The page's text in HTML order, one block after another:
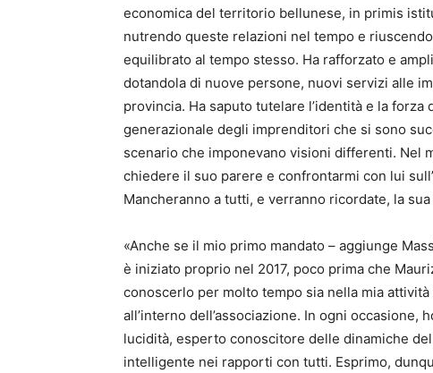
economica del territorio bellunese, in primis
nutrendo queste relazioni nel tempo e
equilibrato al tempo stesso. Ha rafforzato e
dotandola di nuove persone, nuovi servizi alle
provincia. Ha saputo tutelare l’identità e la
generazionale degli imprenditori che si sono
scenario che imponevano visioni differenti. Nel
chiedere il suo parere e confrontarmi con lui
Mancheranno a tutti, e verranno ricordate, la
«Anche se il mio primo mandato – aggiunge
è iniziato proprio nel 2017, poco prima che
conoscerlo per molto tempo sia nella mia
all’interno dell’associazione. In ogni
lucidità, esperto conoscitore delle dinamiche
intelligente nei rapporti con tutti. Esprimo,